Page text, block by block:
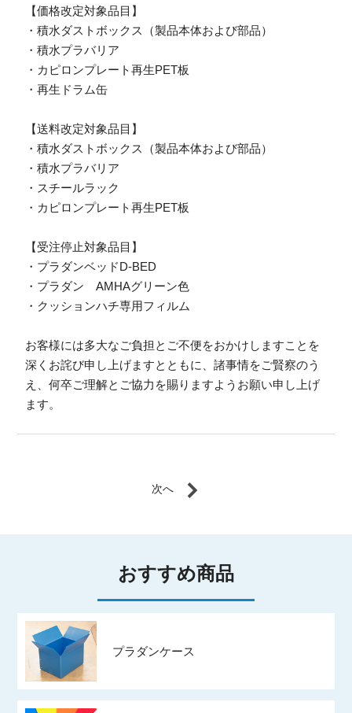
【価格改定対象品目】
・積水ダストボックス（製品本体および部品）
・積水プラバリア
・カピロンプレート再生PET板
・再生ドラム缶
【送料改定対象品目】
・積水ダストボックス（製品本体および部品）
・積水プラバリア
・スチールラック
・カピロンプレート再生PET板
【受注停止対象品目】
・プラダンベッドD-BED
・プラダン AMHAグリーン色
・クッションハチ専用フィルム
お客様には多大なご負担とご不便をおかけしますことを
深くお詫び申し上げますとともに、諸事情をご賢察のう
え、何卒ご理解とご協力を賜りますようお願い申し上げ
ます。
おすすめ商品
プラダンケース